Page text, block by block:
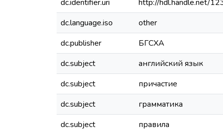
dc.identifier.uri
http://hdl.handle.net/
dc.language.iso
other
dc.publisher
БГСХА
dc.subject
английский язык
dc.subject
причастие
dc.subject
грамматика
dc.subject
правила